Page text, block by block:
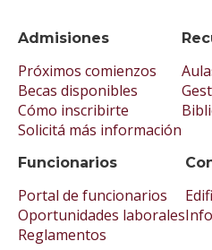
Admisiones
Próximos comienzos
Becas disponibles
Cómo inscribirte
Solicitá más información
Funcionarios
Portal de funcionarios
Oportunidades laborales
Reglamentos